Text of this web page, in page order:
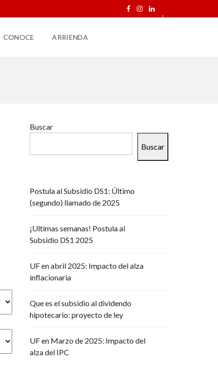
CONOCE ARRIENDA
Buscar
Buscar
Postula al Subsidio DS1: Último
(segundo) llamado de 2025
¡Ultimas semanas! Postula al
Subsidio DS1 2025
UF en abril 2025: Impacto del alza
inflacionaria
Que es el subsidio al dividendo
hipotecario: proyecto de ley
UF en Marzo de 2025: Impacto del
alza del IPC